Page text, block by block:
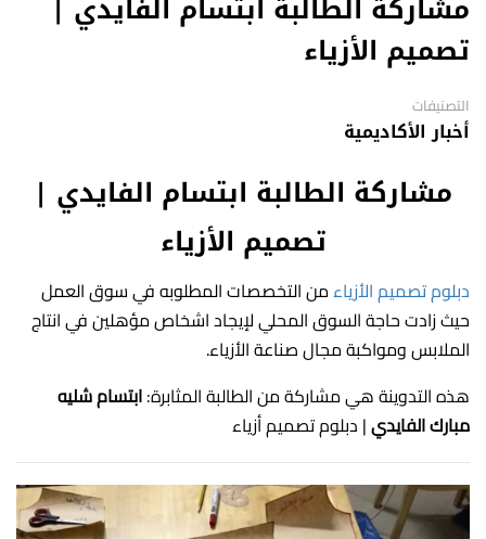
تصميم الأزياء
التصنيفات
أخبار الأكاديمية
مشاركة الطالبة ابتسام الفايدي |
تصميم الأزياء
دبلوم تصميم الأزياءمن التخصصات المطلوبه في سوق العمل
حيث زادت حاجة السوق المحلي لإيجاد اشخاص مؤهلين في انتاج
الملابس ومواكبة مجال صناعة الأزياء.
هذه التدوينة هي مشاركة من الطالبة المثابرة:ابتسام شليه
مبارك الفايدي| دبلوم تصميم أزياء